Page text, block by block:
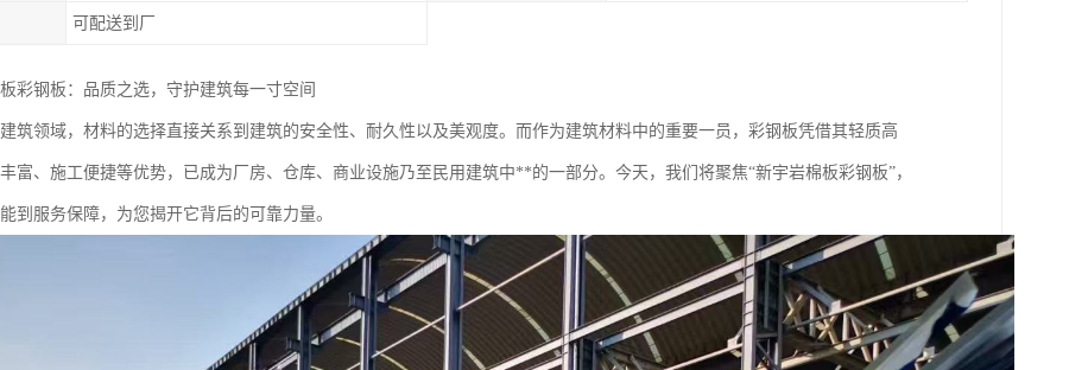
可配送到厂
彩钢板：品质之选，守护建筑每一寸空间
筑领域，材料的选择直接关系到建筑的安全性、耐久性以及美观度。而作为建筑材料中的重要一员，彩钢板凭借其轻质高
富、施工便捷等优势，已成为厂房、仓库、商业设施乃至民用建筑中**的一部分。今天，我们将聚焦“新宇岩棉板彩钢板”，
到服务保障，为您揭开它背后的可靠力量。